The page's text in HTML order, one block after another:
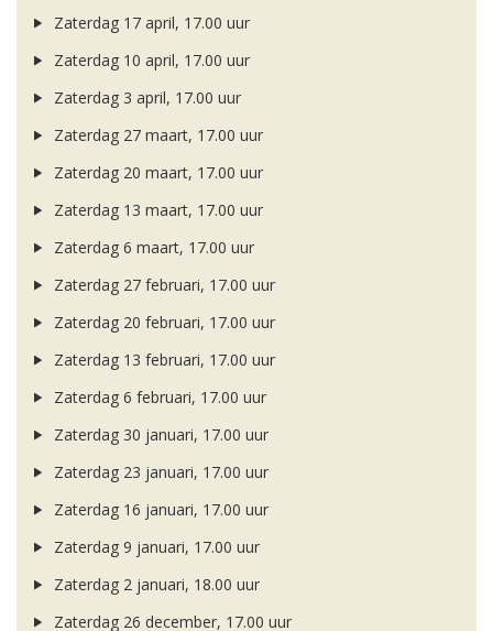
Zaterdag 17 april, 17.00 uur
Zaterdag 10 april, 17.00 uur
Zaterdag 3 april, 17.00 uur
Zaterdag 27 maart, 17.00 uur
Zaterdag 20 maart, 17.00 uur
Zaterdag 13 maart, 17.00 uur
Zaterdag 6 maart, 17.00 uur
Zaterdag 27 februari, 17.00 uur
Zaterdag 20 februari, 17.00 uur
Zaterdag 13 februari, 17.00 uur
Zaterdag 6 februari, 17.00 uur
Zaterdag 30 januari, 17.00 uur
Zaterdag 23 januari, 17.00 uur
Zaterdag 16 januari, 17.00 uur
Zaterdag 9 januari, 17.00 uur
Zaterdag 2 januari, 18.00 uur
Zaterdag 26 december, 17.00 uur